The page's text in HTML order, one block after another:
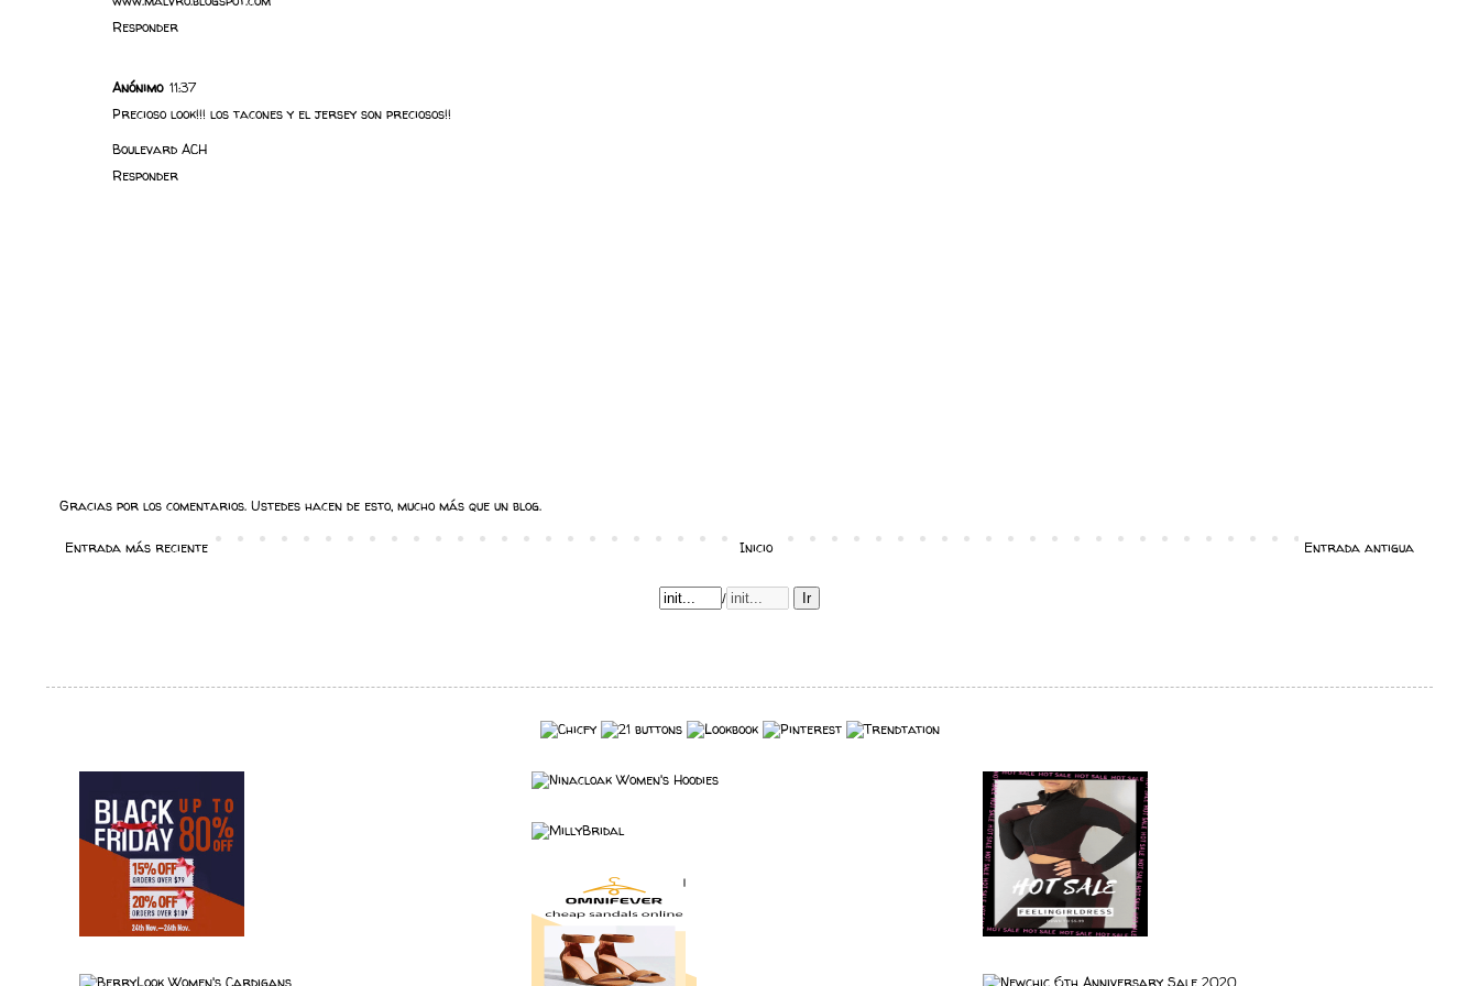
Responder
Anónimo 11:37
Precioso look!!! los tacones y el jersey son preciosos!!
Boulevard ACH
Responder
Gracias por los comentarios. Ustedes hacen de esto, mucho más que un blog.
Entrada más reciente Entrada antigua
Inicio
/